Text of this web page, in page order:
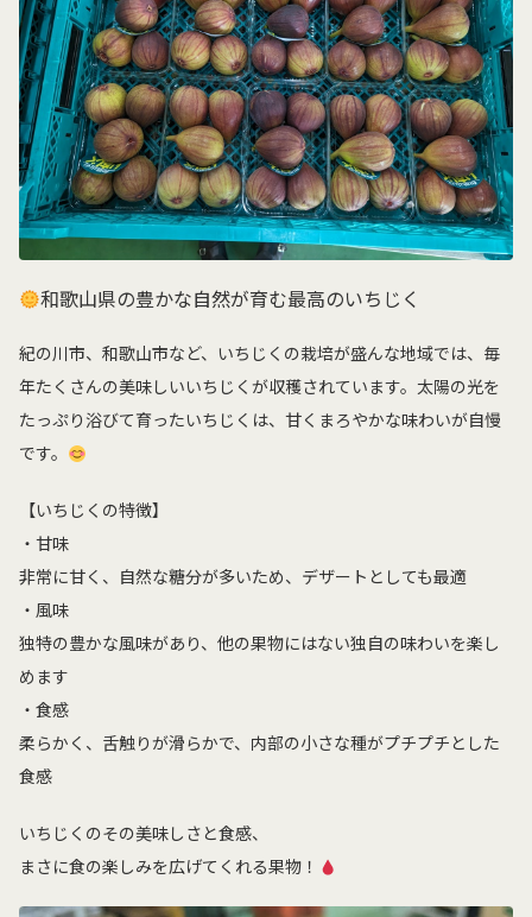
和歌山県の豊かな自然が育む最高のいちじく
紀の川市、和歌山市など、いちじくの栽培が盛んな地域では、毎
年たくさんの美味しいいちじくが収穫されています。太陽の光を
たっぷり浴びて育ったいちじくは、甘くまろやかな味わいが自慢
です。
【いちじくの特徴】
・甘味
非常に甘く、自然な糖分が多いため、デザートとしても最適
・風味
独特の豊かな風味があり、他の果物にはない独自の味わいを楽し
めます
・食感
柔らかく、舌触りが滑らかで、内部の小さな種がプチプチとした
食感
いちじくのその美味しさと食感、
まさに食の楽しみを広げてくれる果物！